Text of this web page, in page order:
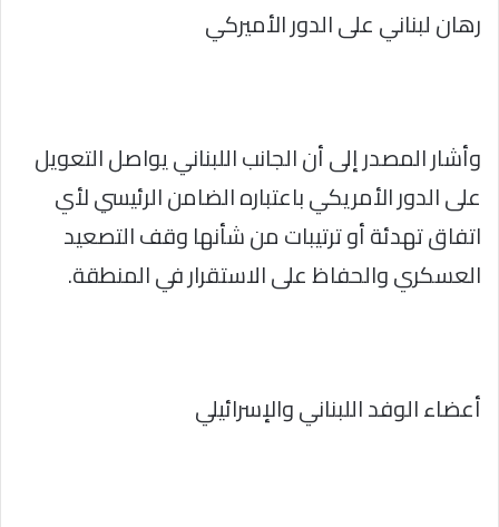
رهان لبناني على الدور الأميركي
وأشار المصدر إلى أن الجانب اللبناني يواصل التعويل
على الدور الأمريكي باعتباره الضامن الرئيسي لأي
اتفاق تهدئة أو ترتيبات من شأنها وقف التصعيد
العسكري والحفاظ على الاستقرار في المنطقة.
أعضاء الوفد اللبناني والإسرائيلي